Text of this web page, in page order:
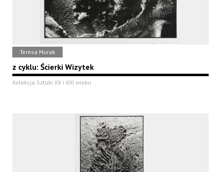
Teresa Murak
z cyklu: Ścierki Wizytek
Kolekcja Sztuki XX i XXI wieku